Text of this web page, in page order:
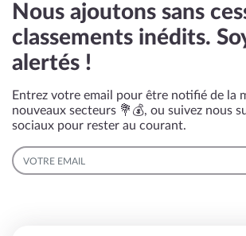
Nous ajoutons sans
classements inédits.
alertés !
Entrez votre email pour être notifié de la
nouveaux secteurs 💐💰, ou suivez nous
sociaux pour rester au courant.
EMAIL